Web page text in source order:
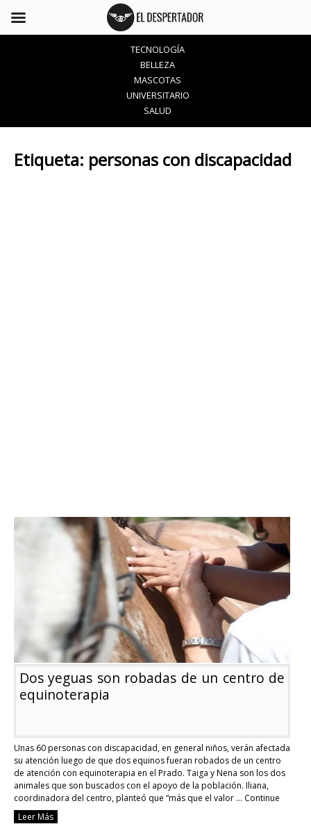
TECNOLOGÍA
BELLEZA
MASCOTAS
UNIVERSITARIO
SALUD
Etiqueta: personas con discapacidad
Dos yeguas son robadas de un centro de
equinoterapia
Unas 60 personas con discapacidad, en general niños, verán afectada
su atención luego de que dos equinos fueran robados de un centro
de atención con equinoterapia en el Prado. Taiga y Nena son los dos
animales que son buscados con el apoyo de la población. Iliana,
coordinadora del centro, planteó que “más que el valor … Continue
reading
Dos
Leer Más